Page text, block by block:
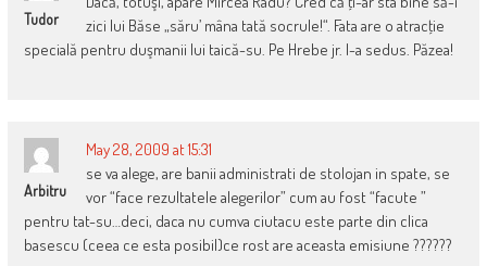
Tudor
zici lui Băse „săru’ mâna tată socrule!“. Fata are o atracţie
specială pentru duşmanii lui taică-su. Pe Hrebe jr. l-a sedus. Păzea!
Arbitru
May 28, 2009 at 15:31
se va alege, are banii administrati de stolojan in spate, se
vor “face rezultatele alegerilor” cum au fost “facute ”
pentru tat-su…deci, daca nu cumva ciutacu este parte din clica
basescu (ceea ce esta posibil)ce rost are aceasta emisiune ??????